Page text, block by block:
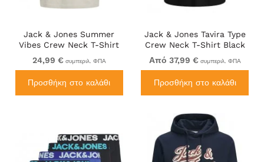
Jack & Jones Summer
Vibes Crew Neck T-Shirt
Moonbeam
24,99 € συμπεριλ. ΦΠΑ
Προσθήκη στο καλάθι
Jack & Jones Tavira Type
Crew Neck T-Shirt Black
Από 37,99 € συμπεριλ. ΦΠΑ
Προσθήκη στο καλάθι